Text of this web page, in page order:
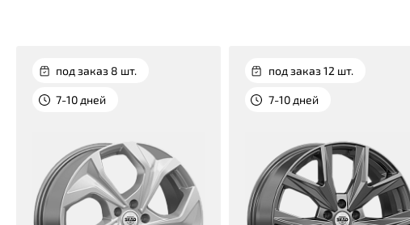
под заказ 8 шт.
7-10 дней
под заказ 12 шт.
7-10 дней